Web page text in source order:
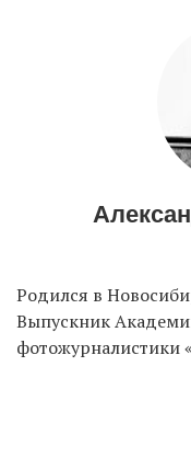
Родился в
Выпускник
фотожурналистики